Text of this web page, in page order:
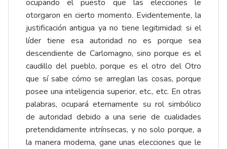
ocupando el puesto que las elecciones le
otorgaron en cierto momento. Evidentemente, la
justificación antigua ya no tiene legitimidad: si el
líder tiene esa autoridad no es porque sea
descendiente de Carlomagno, sino porque es el
caudillo del pueblo, porque es el otro del Otro
que sí sabe cómo se arreglan las cosas, porque
posee una inteligencia superior, etc., etc. En otras
palabras, ocupará eternamente su rol simbólico
de autoridad debido a una serie de cualidades
pretendidamente intrínsecas, y no solo porque, a
la manera moderna, gane unas elecciones que le